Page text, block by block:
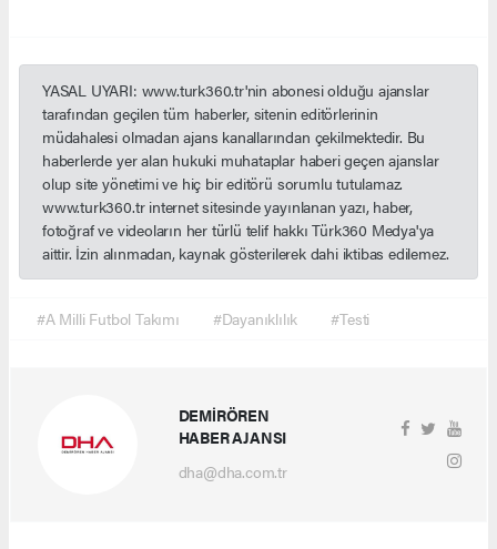
YASAL UYARI: www.turk360.tr'nin abonesi olduğu ajanslar
tarafından geçilen tüm haberler, sitenin editörlerinin
müdahalesi olmadan ajans kanallarından çekilmektedir. Bu
haberlerde yer alan hukuki muhataplar haberi geçen ajanslar
olup site yönetimi ve hiç bir editörü sorumlu tutulamaz.
www.turk360.tr internet sitesinde yayınlanan yazı, haber,
fotoğraf ve videoların her türlü telif hakkı Türk360 Medya'ya
aittir. İzin alınmadan, kaynak gösterilerek dahi iktibas edilemez.
#A Milli Futbol Takımı #Dayanıklılık #Testi
DEMİRÖREN
HABER AJANSI
dha@dha.com.tr